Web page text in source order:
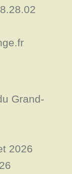
Grand-
2026